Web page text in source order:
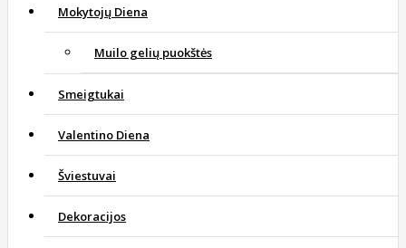
Mokytojų Diena
Muilo gelių puokštės
Smeigtukai
Valentino Diena
Šviestuvai
Dekoracijos